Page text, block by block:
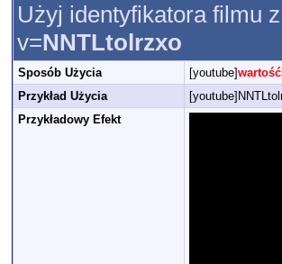
Użyj identyfikatora filmu
v=NNTLtolrzxo
Sposób Użycia [youtube]wartość
Przykład Użycia
Przykładowy Efekt